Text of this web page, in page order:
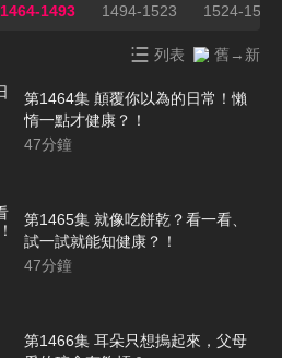
1464-1493 1494-1523 1524-1553
列表 舊→新
第1464集 顛覆你以為的日常！懶
惰一點才健康？！
47分鐘
第1465集 就像吃餅乾？看一看、
試一試就能知健康？！
47分鐘
第1466集 耳朵只想摀起來，父母